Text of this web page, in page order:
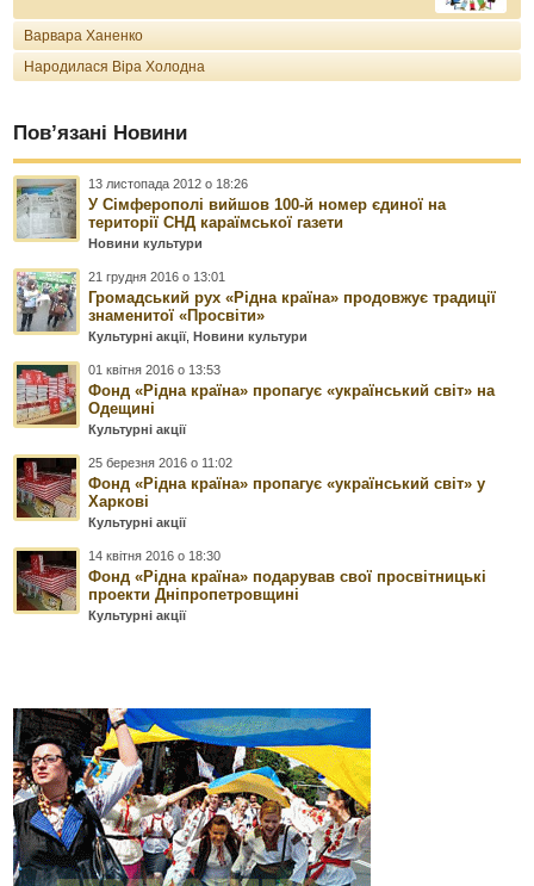
Варвара Ханенко
Народилася Віра Холодна
Пов’язані Новини
13 листопада 2012 о 18:26
У Сімферополі вийшов 100-й номер єдиної на
території СНД караїмської газети
Новини культури
21 грудня 2016 о 13:01
Громадський рух «Рідна країна» продовжує традиції
знаменитої «Просвіти»
Культурні акції,Новини культури
01 квітня 2016 о 13:53
Фонд «Рідна країна» пропагує «український світ» на
Одещині
Культурні акції
25 березня 2016 о 11:02
Фонд «Рідна країна» пропагує «український світ» у
Харкові
Культурні акції
14 квітня 2016 о 18:30
Фонд «Рідна країна» подарував свої просвітницькі
проекти Дніпропетровщині
Культурні акції